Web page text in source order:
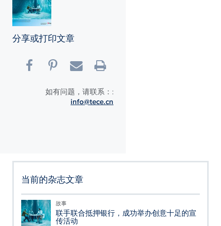
分享或打印文章
如有问题，请联系：:
info@tece.cn
当前的杂志文章
故事
联手联合抵押银行，成功举办创意十足的宣
传活动